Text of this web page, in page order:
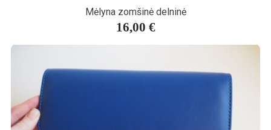
Mėlyna zomšinė delninė
16,00 €